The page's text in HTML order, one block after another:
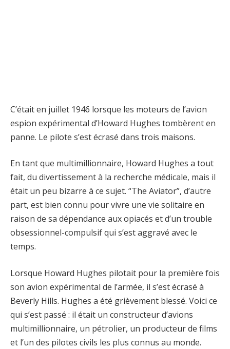
C’était en juillet 1946 lorsque les moteurs de l’avion
espion expérimental d’Howard Hughes tombèrent en
panne. Le pilote s’est écrasé dans trois maisons.
En tant que multimillionnaire, Howard Hughes a tout
fait, du divertissement à la recherche médicale, mais il
était un peu bizarre à ce sujet. “The Aviator”, d’autre
part, est bien connu pour vivre une vie solitaire en
raison de sa dépendance aux opiacés et d’un trouble
obsessionnel-compulsif qui s’est aggravé avec le
temps.
Lorsque Howard Hughes pilotait pour la première fois
son avion expérimental de l’armée, il s’est écrasé à
Beverly Hills. Hughes a été grièvement blessé. Voici ce
qui s’est passé : il était un constructeur d’avions
multimillionnaire, un pétrolier, un producteur de films
et l’un des pilotes civils les plus connus au monde.